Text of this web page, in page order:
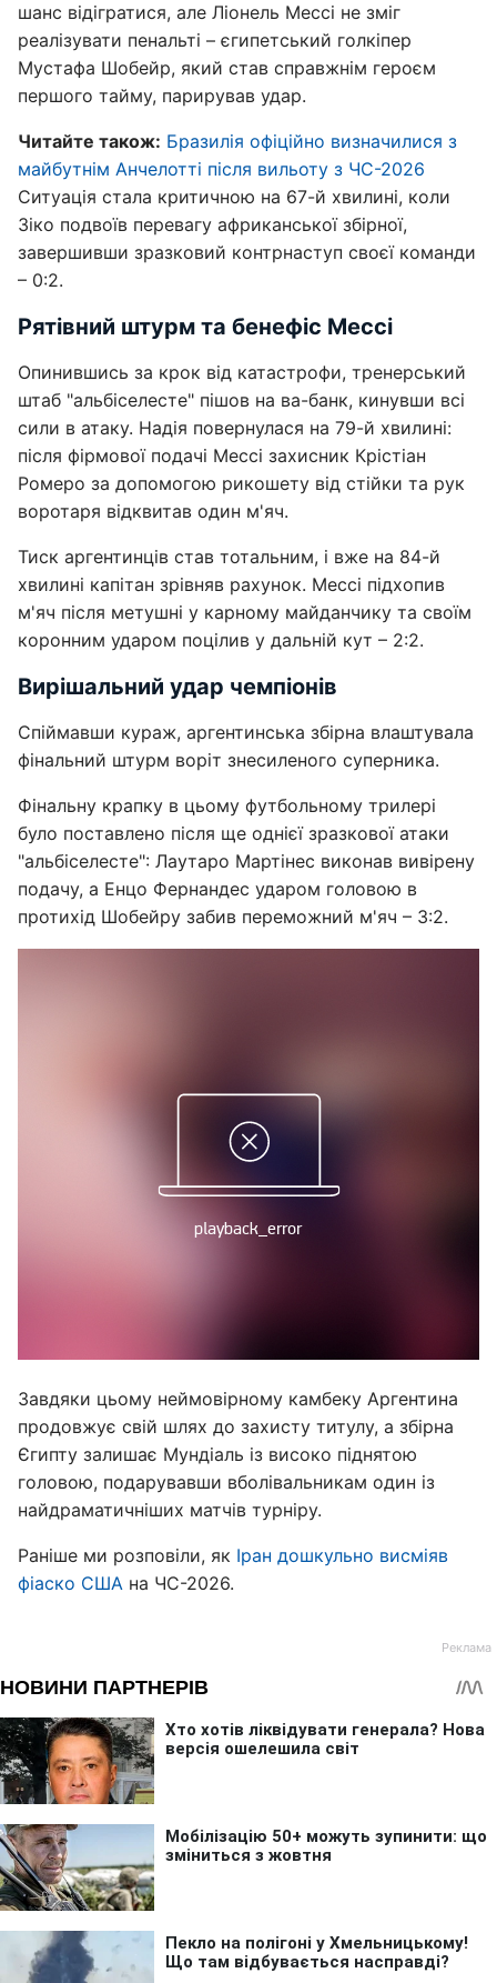
шанс відігратися, але Ліонель Мессі не зміг
реалізувати пенальті – єгипетський голкіпер
Мустафа Шобейр, який став справжнім героєм
першого тайму, парирував удар.
Читайте також: Бразилія офіційно визначилися з
майбутнім Анчелотті після вильоту з ЧС-2026
Ситуація стала критичною на 67-й хвилині, коли
Зіко подвоїв перевагу африканської збірної,
завершивши зразковий контрнаступ своєї команди
– 0:2.
Рятівний штурм та бенефіс Мессі
Опинившись за крок від катастрофи, тренерський
штаб "альбіселесте" пішов на ва-банк, кинувши всі
сили в атаку. Надія повернулася на 79-й хвилині:
після фірмової подачі Мессі захисник Крістіан
Ромеро за допомогою рикошету від стійки та рук
воротаря відквитав один м'яч.
Тиск аргентинців став тотальним, і вже на 84-й
хвилині капітан зрівняв рахунок. Мессі підхопив
м'яч після метушні у карному майданчику та своїм
коронним ударом поцілив у дальній кут – 2:2.
Вирішальний удар чемпіонів
Спіймавши кураж, аргентинська збірна влаштувала
фінальний штурм воріт знесиленого суперника.
Фінальну крапку в цьому футбольному трилері
було поставлено після ще однієї зразкової атаки
"альбіселесте": Лаутаро Мартінес виконав вивірену
подачу, а Енцо Фернандес ударом головою в
протихід Шобейру забив переможний м'яч – 3:2.
Завдяки цьому неймовірному камбеку Аргентина
продовжує свій шлях до захисту титулу, а збірна
Єгипту залишає Мундіаль із високо піднятою
головою, подарувавши вболівальникам один із
найдраматичніших матчів турніру.
Раніше ми розповіли, як Іран дошкульно висміяв
фіаско США на ЧС-2026.